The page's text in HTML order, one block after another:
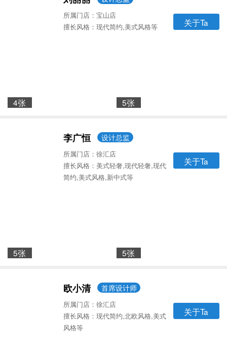
所属门店：宝山店
擅长风格：现代简约,美式风格等
关于Ta
4张 5张
李广恒 设计总监
所属门店：徐汇店
擅长风格：美式轻奢,现代轻奢,现代
简约,美式风格,新中式等
关于Ta
5张 5张
欧小清 首席设计师
所属门店：徐汇店
擅长风格：现代简约,北欧风格,美式
风格等
关于Ta